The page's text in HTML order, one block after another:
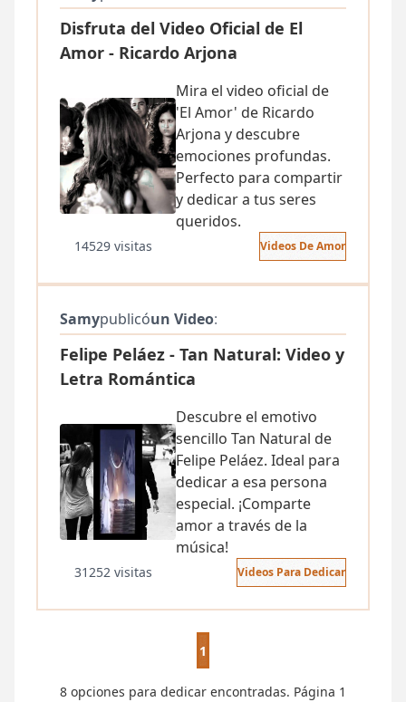
Disfruta del Video Oficial de El
Amor - Ricardo Arjona
Mira el video oficial de
'El Amor' de Ricardo
Arjona y descubre
emociones profundas.
Perfecto para compartir
y dedicar a tus seres
queridos.
14529 visitas Videos De Amor
Samypublicóun Video:
Felipe Peláez - Tan Natural: Video y
Letra Romántica
Descubre el emotivo
sencillo Tan Natural de
Felipe Peláez. Ideal para
dedicar a esa persona
especial. ¡Comparte
amor a través de la
música!
31252 visitas Videos Para Dedicar
1
8 opciones para dedicar encontradas. Página 1